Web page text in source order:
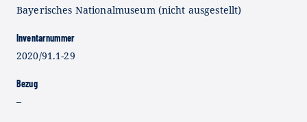
Bayerisches Nationalmuseum (nicht ausgestellt)
Inventarnummer
2020/91.1-29
Bezug
–